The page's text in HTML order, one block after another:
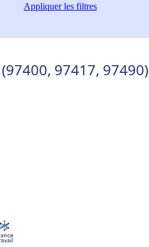
Appliquerles filtres
97417, 97490)